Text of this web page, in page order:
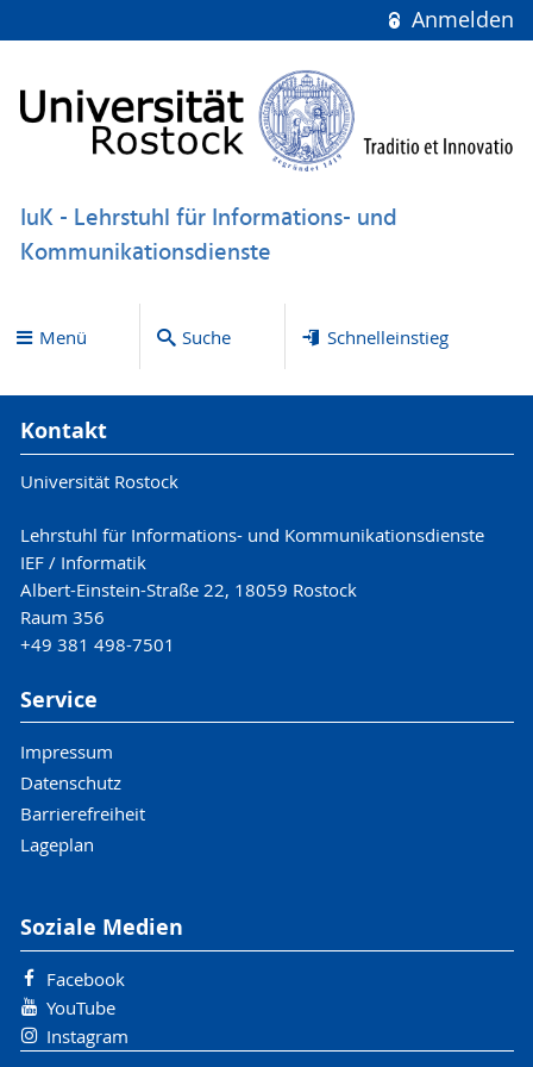
Anmelden
IuK - Lehrstuhl für Informations- und
Kommunikationsdienste
Menü Suche Schnelleinstieg
Kontakt
Universität Rostock
Lehrstuhl für Informations- und Kommunikationsdienste
IEF / Informatik
Albert-Einstein-Straße 22, 18059 Rostock
Raum 356
+49 381 498-7501
Service
Impressum
Datenschutz
Barrierefreiheit
Lageplan
Soziale Medien
Facebook
YouTube
Instagram